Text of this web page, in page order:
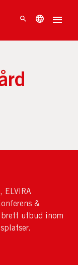
ELVIRA
&
brett utbud inom